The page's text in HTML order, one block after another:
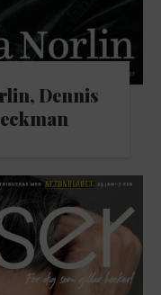
Dennis